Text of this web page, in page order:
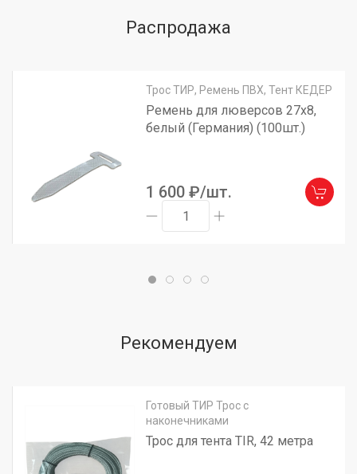
Распродажа
Трос ТИР, Ремень ПВХ, Тент КЕДЕР
Ремень для люверсов 27х8,
белый (Германия) (100шт.)
1 600 ₽/шт.
Рекомендуем
Готовый ТИР Трос с
наконечниками
Трос для тента TIR, 42 метра